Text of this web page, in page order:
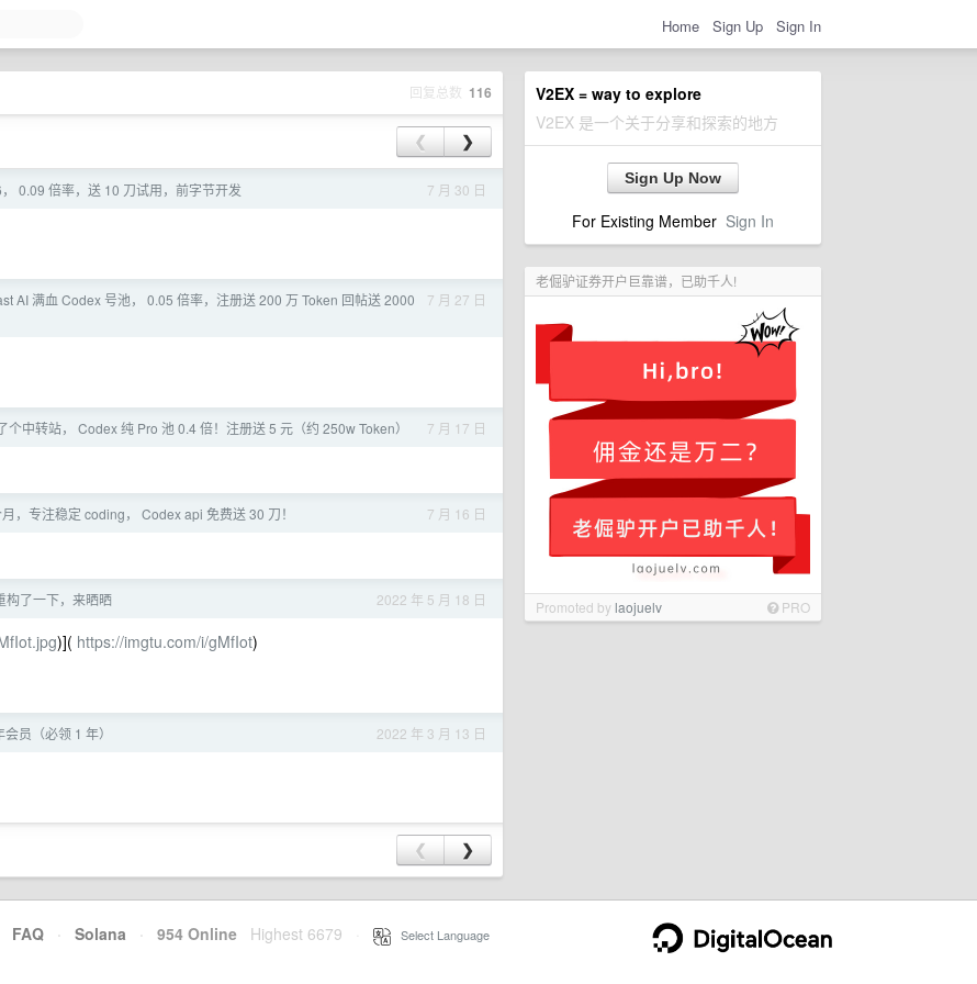
Home Sign Up Sign In
V2EX = way to explore
V2EX 是一个关于分享和探索的地方
Sign Up Now
For Existing Member Sign In
老倔驴证券开户巨靠谱，已助千人!
Promoted bylaojuelv PRO
回复总数 116
❮ ❯
7 月 30 日
0.09 倍率，送 10 刀试用，前字节开发
7 月 27 日
AI 满血 Codex 号池， 0.05 倍率，注册送 200 万 Token 回帖送 2000
7 月 17 日
个中转站， Codex 纯 Pro 池 0.4 倍！注册送 5 元（约 250w Token）
7 月 16 日
，专注稳定 coding， Codex api 免费送 30 刀！
2022 年 5 月 18 日
构了一下，来晒晒
)]( https://imgtu.com/i/gMfIot)
2022 年 3 月 13 日
员（必领 1 年）
❮ ❯
FAQ · Solana · 954 Online Highest 6679 Select Language